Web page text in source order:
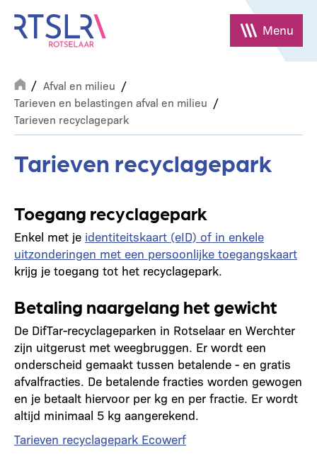
naar
inhoud
gaan
Menu
Breadcrumb
Afval en milieu
Tarieven en belastingen afval en milieu
Tarieven recyclagepark
Tarieven recyclagepark
Toegang recyclagepark
Enkel met je identiteitskaart (eID) of in enkele
uitzonderingen met een persoonlijke toegangskaart
krijg je toegang tot het recyclagepark.
Betaling naargelang het gewicht
De DifTar-recyclageparken in Rotselaar en Werchter
zijn uitgerust met weegbruggen. Er wordt een
onderscheid gemaakt tussen betalende - en gratis
afvalfracties. De betalende fracties worden gewogen
en je betaalt hiervoor per kg en per fractie. Er wordt
altijd minimaal 5 kg aangerekend.
Tarieven recyclagepark Ecowerf